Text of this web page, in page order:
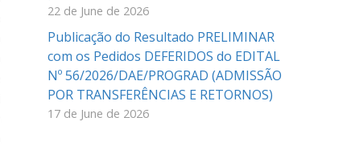
22 de June de 2026
Publicação do Resultado PRELIMINAR
com os Pedidos DEFERIDOS do EDITAL
Nº 56/2026/DAE/PROGRAD (ADMISSÃO
POR TRANSFERÊNCIAS E RETORNOS)
17 de June de 2026